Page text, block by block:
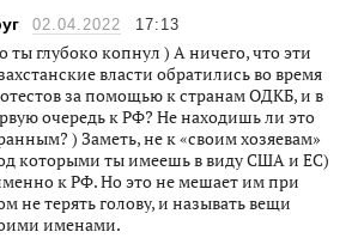
02.04.2022 17:13
ты глубоко копнул ) А ничего, что эти
власти обратились во время
за помощью к странам ОДКБ, и в
очередь к РФ? Не находишь ли это
) Заметь, не к «своим хозяевам»
которыми ты имеешь в виду США и ЕС)
к РФ. Но это не мешает им при
не терять голову, и называть вещи
именами.